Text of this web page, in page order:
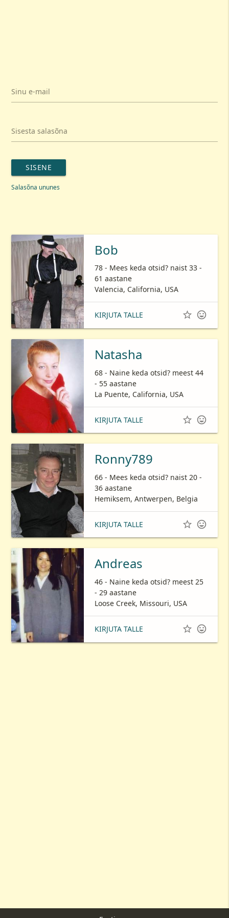
Sinu e-mail
Sisesta salasõna
SISENE
Salasõna ununes
Bob
78 - Mees keda otsid? naist 33 -
61 aastane
Valencia, California, USA
KIRJUTA TALLE  
Natasha
68 - Naine keda otsid? meest 44
- 55 aastane
La Puente, California, USA
KIRJUTA TALLE  
Ronny789
66 - Mees keda otsid? naist 20 -
36 aastane
Hemiksem, Antwerpen, Belgia
KIRJUTA TALLE  
Andreas
46 - Naine keda otsid? meest 25
- 29 aastane
Loose Creek, Missouri, USA
KIRJUTA TALLE  